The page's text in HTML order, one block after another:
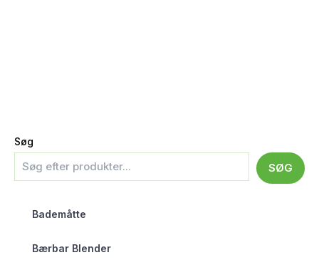
Søg
SØG
Bademåtte
Bærbar Blender